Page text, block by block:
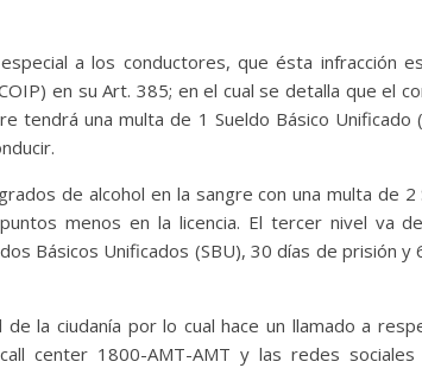
a los conductores, que ésta infracción
en su Art. 385; en el cual se detalla que el
tendrá una multa de 1 Sueldo Básico Unificado
de alcohol en la sangre con una multa de 2
menos en la licencia. El tercer nivel va
Básicos Unificados (SBU), 30 días de prisión
la ciudanía por lo cual hace un llamado a
center 1800-AMT-AMT y las redes